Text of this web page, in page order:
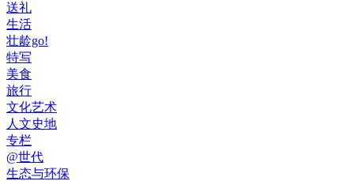
送礼
生活
壮龄go!
特写
美食
旅行
文化艺术
人文史地
专栏
@世代
生态与环保